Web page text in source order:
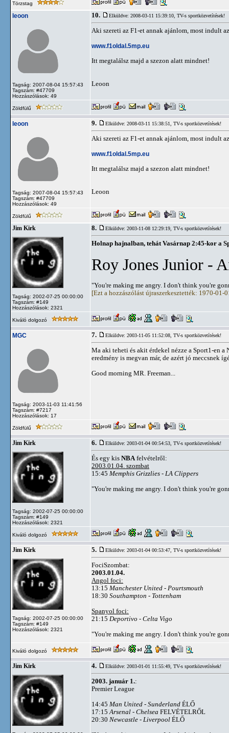
Törzstag
leoon
Tagság: 2007-08-04 15:57:43
Tagszám: #47709
Hozzászólások: 49
10. Elküldve: 2008-03-11 15:39:10, TV-s sportközvetítések!
Aki szereti az F1-et annak ajánlom, most indult
www.f1oldal.5mp.eu
Itt megtalálsz majd a szezon alatt mindnet!
Leoon
Zöldfülű
leoon
Tagság: 2007-08-04 15:57:43
Tagszám: #47709
Hozzászólások: 49
9. Elküldve: 2008-03-11 15:38:51, TV-s sportközvetítések!
Aki szereti az F1-et annak ajánlom, most indult
www.f1oldal.5mp.eu
Itt megtalálsz majd a szezon alatt mindnet!
Leoon
Zöldfülű
Jim Kirk
Tagság: 2002-07-25 00:00:00
Tagszám: #149
Hozzászólások: 2321
8. Elküldve: 2003-11-08 12:29:19, TV-s sportközvetítések!
Holnap hajnalban, tehát Vasárnap 2:45-kor a
Roy Jones Junior -
"You're making me angry. I don't think you're
[Ezt a hozzászólást újraszerkesztették: 1970-01-
Kiváló dolgozó
MGC
Tagság: 2003-11-03 11:41:56
Tagszám: #7217
Hozzászólások: 17
7. Elküldve: 2003-11-05 11:52:08, TV-s sportközvetítések!
Ma aki teheti és akit érdekel nézze a Sport1-en a
eredmény is megvan már, de azért jó meccsnek
Good morning MR. Freeman...
Zöldfülű
Jim Kirk
Tagság: 2002-07-25 00:00:00
Tagszám: #149
Hozzászólások: 2321
6. Elküldve: 2003-01-04 00:54:53, TV-s sportközvetítések!
És egy kis NBA felvételről:
2003.01.04. szombat
15:45 Memphis Grizzlies - LA Clippers
"You're making me angry. I don't think you're
Kiváló dolgozó
Jim Kirk
Tagság: 2002-07-25 00:00:00
Tagszám: #149
Hozzászólások: 2321
5. Elküldve: 2003-01-04 00:53:47, TV-s sportközvetítések!
FociSzombat:
2003.01.04.
Angol foci:
13:15 Manchester United - Pourtsmouth
18:30 Southampton - Tottenham
Spanyol foci:
21:15 Deportivo - Celta Vigo
"You're making me angry. I don't think you're
Kiváló dolgozó
Jim Kirk 4. Elküldve: 2003-01-01 11:55:49, TV-s sportközvetítések!
2003. január 1.:
Premier League
14:45 Man United - Sunderland ÉLŐ
17:15 Arsenal - Chelsea FELVÉTELRŐL
20:30 Newcastle - Liverpool ÉLŐ